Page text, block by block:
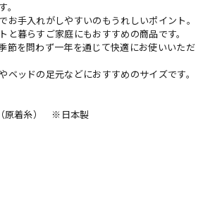
。
お手入れがしやすいのもうれしいポイント。
と暮らすご家庭にもおすすめの商品です。
節を問わず一年を通じて快適にお使いいただ
ベッドの足元などにおすすめのサイズです。
原着糸） ※日本製